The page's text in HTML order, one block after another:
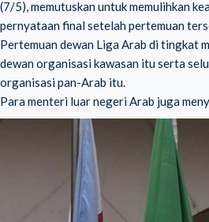
(7/5), memutuskan untuk memulihkan
pernyataan final setelah pertemuan
Pertemuan dewan Liga Arab di tingkat
dewan organisasi kawasan itu serta
organisasi pan-Arab itu.
Para menteri luar negeri Arab juga